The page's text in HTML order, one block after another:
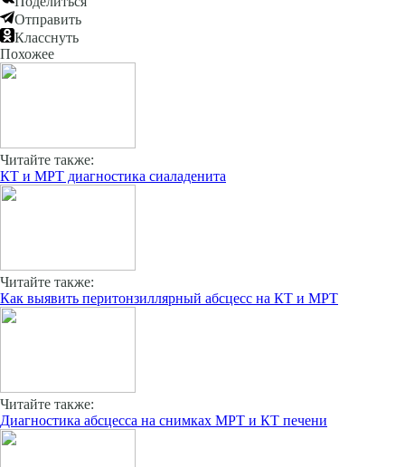
Отправить
Класснуть
Похожее
Читайте также:
КТ и МРТ диагностика сиаладенита
Читайте также:
Как выявить перитонзиллярный абсцесс на КТ и МРТ
Читайте также:
Диагностика абсцесса на снимках МРТ и КТ печени